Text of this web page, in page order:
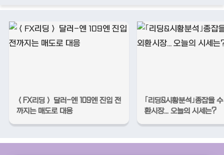
＜FX리딩＞ 달러-엔 109엔 진입 전
까지는 매도로 대응
｢리딩&시황분석｣종잡을
환시장... 오늘의 시세는?